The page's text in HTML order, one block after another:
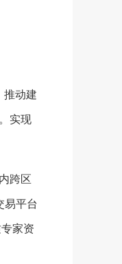
推动建
实现
跨区
易平台
家资